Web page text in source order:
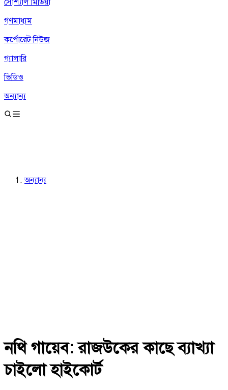
সোশ্যাল মিডিয়া
গণমাধ্যম
কর্পোরেট নিউজ
গ্যালারি
ভিডিও
অন্যান্য
অন্যান্য
নথি গায়েব: রাজউকের কাছে ব্যাখ্যা
চাইলো হাইকোর্ট